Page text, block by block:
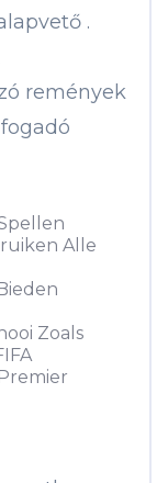
.
remények
Alle
Zoals